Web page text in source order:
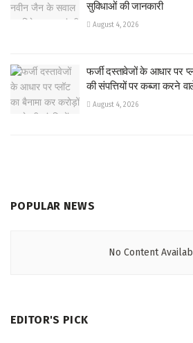
सुविधाओं की जानकारी
August 4, 2026
फर्जी दस्तावेजों के आधार पर
की संपत्तियों पर कब्जा करने
August 4, 2026
POPULAR NEWS
No Content
EDITOR'S PICK